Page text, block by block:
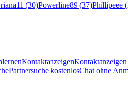
(30)Powerline89 (37)Phillipeee
Kontaktanzeigen
Partnersuche kostenlosChat ohne